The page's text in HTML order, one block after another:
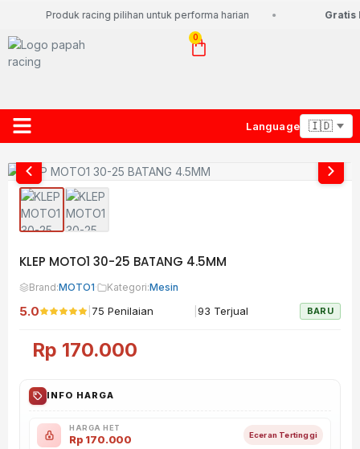
Produk racing pilihan untuk performa harian Gratis
0
Language
KLEP MOTO1 30-25 BATANG 4.5MM
Brand:MOTO1· Kategori:Mesin
5.0 75 Penilaian 93 Terjual BARU
Rp 170.000
INFO HARGA
HARGA HET
Rp 170.000 Eceran Tertinggi